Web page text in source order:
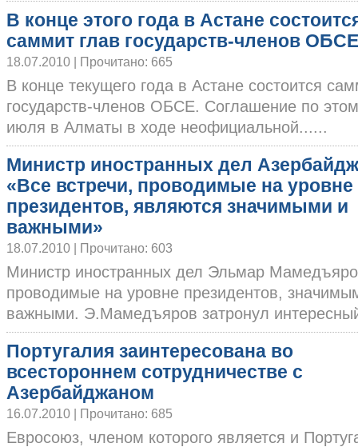
В конце этого года в Астане
саммит глав государств-членов ОБСЕ
18.07.2010 | Прочитано: 665
В конце текущего года в Астане состоится
государств-членов ОБСЕ. Соглашение по
июля в Алматы в ходе неофициальной......
Министр иностранных дел
«Все встречи, проводимые на уровне
президентов, являются значимыми и
важными»
18.07.2010 | Прочитано: 603
Министр иностранных дел Эльмар
проводимые на уровне президентов,
важными. Э.Мамедъяров затронул
Португалия заинтересована во
всестороннем сотрудничестве с
Азербайджаном
16.07.2010 | Прочитано: 685
Евросоюз, членом которого является и